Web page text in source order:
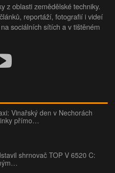
z oblasti zemědělské techniky.
reportáží, fotografií i videí
sociálních sítích a v tištěném
Vinařský den v Nechorách
přímo…
shrnovač TOP V 6520 C: